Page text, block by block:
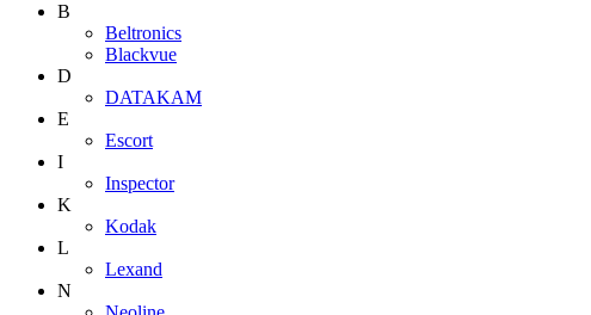
B
Beltronics
Blackvue
D
DATAKAM
E
Escort
I
Inspector
K
Kodak
L
Lexand
N